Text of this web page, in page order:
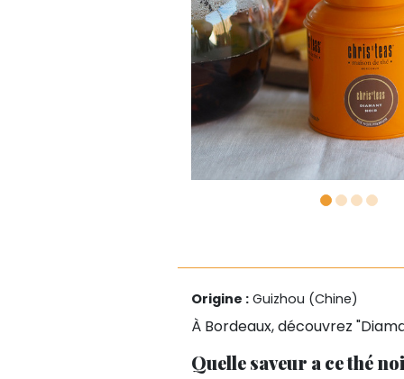
Origine : Guizhou (Chine)
À Bordeaux, découvrez
Quelle saveur a ce thé